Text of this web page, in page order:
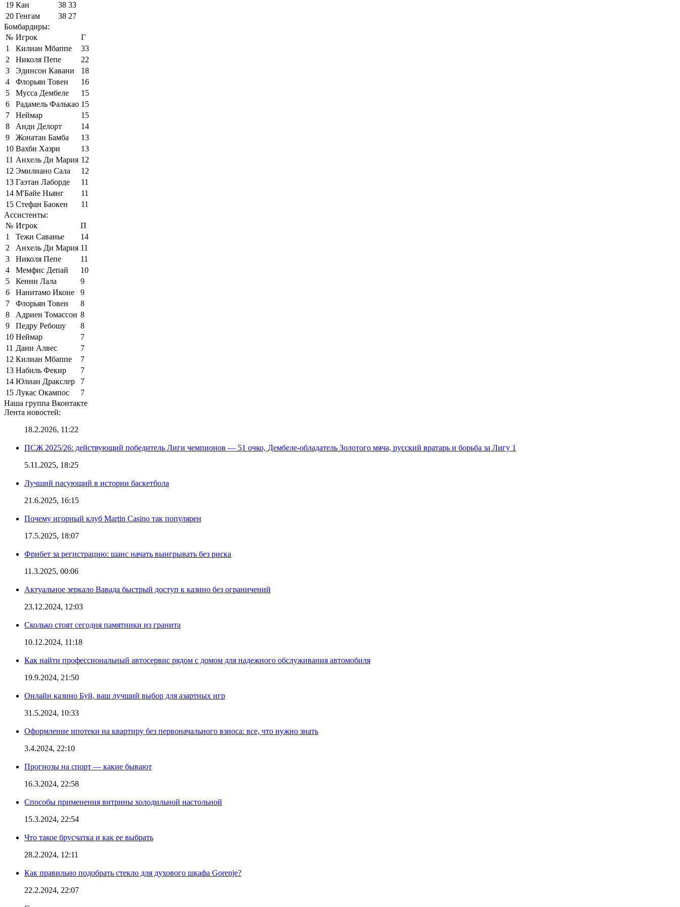
19 Кан 38 33
20 Генгам 38 27
Бомбардиры:
№ Игрок
Г
1
Килиан Мбаппе
33
2
Николя Пепе
22
3
Эдинсон Кавани
18
4
Флорьян Товен
16
5
Мусса Дембеле
15
6
Радамель Фалькао 15
7
Неймар
15
8
Анди Делорт
14
9
Жонатан Бамба
13
10 Вахби Хазри
13
11 Анхель Ди Мария 12
12 Эмилиано Сала
12
13 Гаэтан Лаборде
11
14 М'Байе Ньянг
11
15 Стефан Баокен
11
Ассистенты:
№ Игрок
П
1
Тежи Саванье
14
2
Анхель Ди Мария 11
3
Николя Пепе
11
4
Мемфис Депай
10
5
Кенни Лала
9
6
Нанитамо Иконе
9
7
Флорьян Товен
8
8
Адриен Томассон 8
9
Педру Ребошу
8
10 Неймар
7
11 Дани Алвес
7
12 Килиан Мбаппе
7
13 Набиль Фекир
7
14 Юлиан Дракслер
7
15 Лукас Окампос
7
Наша группа Вконтакте
Лента новостей:
18.2.2026, 11:22
ПСЖ 2025/26: действующий победитель Лиги чемпионов — 51 очко, Дембеле-обладатель Золотого мяча, русский вратарь и борьба за Лигу 1
5.11.2025, 18:25
Лучший пасующий в истории баскетбола
21.6.2025, 16:15
Почему игорный клуб Martin Casino так популярен
17.5.2025, 18:07
Фрибет за регистрацию: шанс начать выигрывать без риска
11.3.2025, 00:06
Актуальное зеркало Вавада быстрый доступ к казино без ограничений
23.12.2024, 12:03
Сколько стоят сегодня памятники из гранита
10.12.2024, 11:18
Как найти профессиональный автосервис рядом с домом для надежного обслуживания автомобиля
19.9.2024, 21:50
Онлайн казино Буй, ваш лучший выбор для азартных игр
31.5.2024, 10:33
Оформление ипотеки на квартиру без первоначального взноса: все, что нужно знать
3.4.2024, 22:10
Прогнозы на спорт — какие бывают
16.3.2024, 22:58
Способы применения витрины холодильной настольной
15.3.2024, 22:54
Что такое брусчатка и как ее выбрать
28.2.2024, 12:11
Как правильно подобрать стекло для духового шкафа Gorenje?
22.2.2024, 22:07